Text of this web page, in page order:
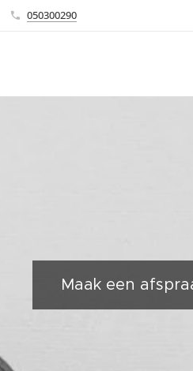
050300290
Maak een